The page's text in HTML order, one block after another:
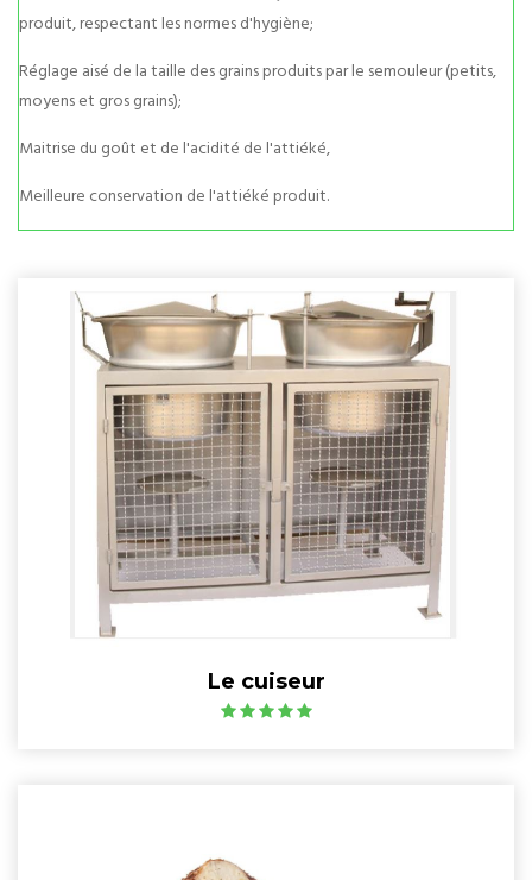
produit, respectant les normes d'hygiène;
Réglage aisé de la taille des grains produits par le semouleur (petits,
moyens et gros grains);
Maitrise du goût et de l'acidité de l'attiéké,
Meilleure conservation de l'attiéké produit.
Le cuiseur